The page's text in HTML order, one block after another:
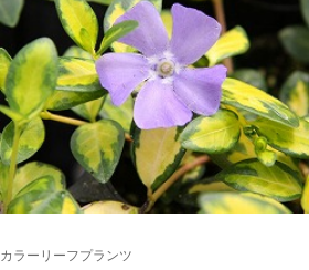
カラーリーフプランツ